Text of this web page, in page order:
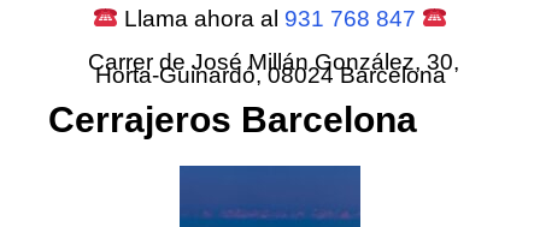
Llama ahora al 931 768 847
Carrer de José Millán González, 30,
Horta-Guinardó, 08024 Barcelona
Cerrajeros Barcelona